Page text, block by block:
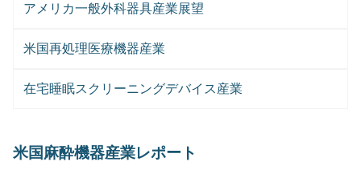
アメリカ一般外科器具産業展望
米国再処理医療機器産業
在宅睡眠スクリーニングデバイス産業
米国麻酔機器産業レポート